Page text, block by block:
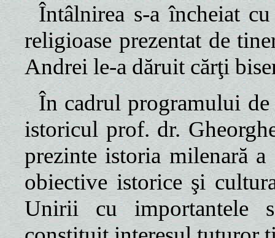
Întâlnirea s-a încheiat
religioase prezentat de
Andrei le-a dăruit cărţi
În cadrul programului
istoricul prof. dr.
prezinte istoria milenară
obiective istorice şi
Unirii cu importantele